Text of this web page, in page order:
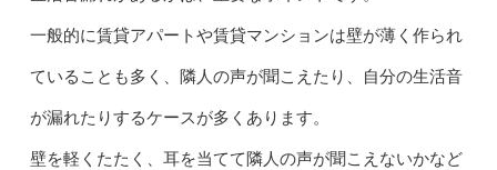
一般的に賃貸アパートや賃貸マンションは壁が薄く作られ
ていることも多く、隣人の声が聞こえたり、自分の生活音
が漏れたりするケースが多くあります。
壁を軽くたたく、耳を当てて隣人の声が聞こえないかなど